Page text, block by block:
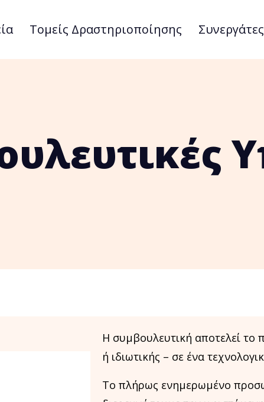
Τομείς Δραστηριοποίησης Συνεργάτες
Η συμβουλευτική αποτελεί το
ή ιδιωτικής – σε ένα
Το πλήρως ενημερωμένο